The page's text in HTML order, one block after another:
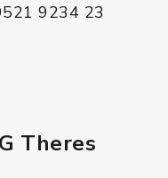
9234 23
Theres